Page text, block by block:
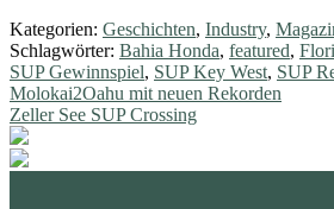
Kategorien: Geschichten, Industry,
Schlagwörter: Bahia Honda, featured,
SUP Gewinnspiel, SUP Key West, SUP
Beitragsnavigation
Vorheriger
Beitrag:
Molokai2Oahu mit neuen Rekorden
Nächster
Beitrag:
Zeller See SUP Crossing